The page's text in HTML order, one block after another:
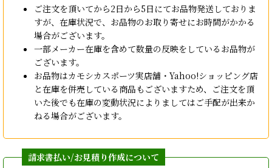
ご注文を頂いてから2日から5日にてお品物発送しておりま
すが、在庫状況で、お品物のお取り寄せにお時間がかかる
場合がございます。
一部メーカー在庫を含めて数量の反映をしているお品物が
ございます。
お品物はカモシカスポーツ実店舗・Yahoo!ショッピング店
と在庫を併売している商品もございますため、ご注文を頂
いた後でも在庫の変動状況によりましてはご手配が出来か
ねる場合がございます。